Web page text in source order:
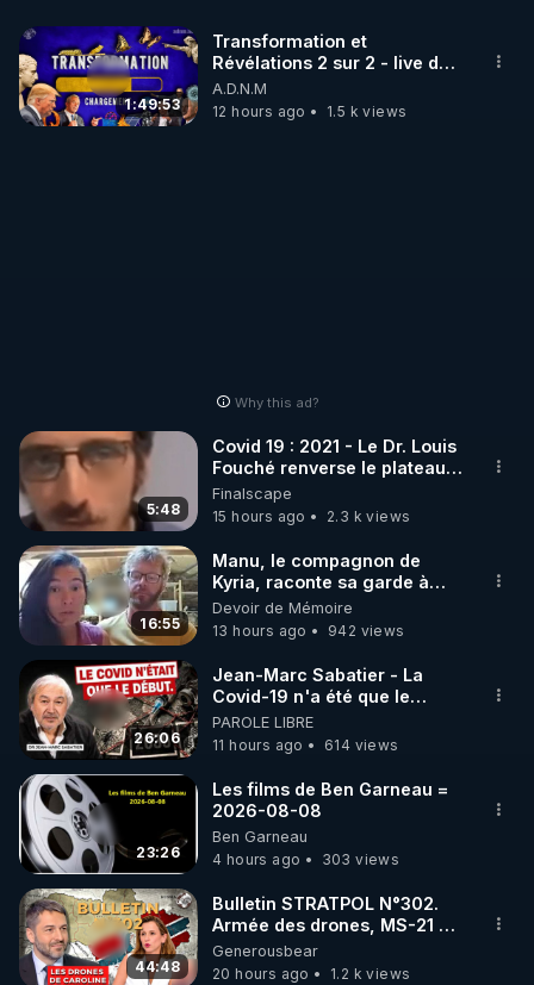
🌱 LA BOUTIQUE DU MAGAZINE
Pour obtenir les anciens numéros que vous avez
🌱 INSTAGRAM
https://www.instagram.com/rdlr_thierrycasasnovas/
http://rgnr.li/instagram
🌱 LA NEWSLETTER
Pour ne pas rater l’actualité RGNR (stages,
http://rgnr.li/news
🌱 VIDÉOS NON CENSURÉES SUR ODYSEE
Toutes les vidéos Youtube sont aussi sur la
http://rgnr.li/odysee
🌱 LES STAGES EN PRÉSENTIEL
http://rgnr.li/stages
1:49:53
Transformation et
Révélations 2 sur 2 - live du
07/08/26
A.D.N.M
12 hours ago
1.5 k views
Why this ad?
5:48
Covid 19 : 2021 - Le Dr. Louis
Fouché renverse le plateau
de CNews !
Finalscape
15 hours ago
2.3 k views
16:55
Manu, le compagnon de
Kyria, raconte sa garde à
vue musclée. PARTAGEZ!
Devoir de Mémoire
13 hours ago
942 views
26:06
Jean-Marc Sabatier - La
Covid-19 n'a été que le
début - L'ARNm & l'ARNm-aa
jusqu où auront-t-il ?
PAROLE LIBRE
11 hours ago
614 views
23:26
Les films de Ben Garneau =
2026-08-08
Ben Garneau
4 hours ago
303 views
44:48
Bulletin STRATPOL N°302.
Armée des drones, MS-21 en
série, missiles coréens.
07.08.2026.
Generousbear
20 hours ago
1.2 k views